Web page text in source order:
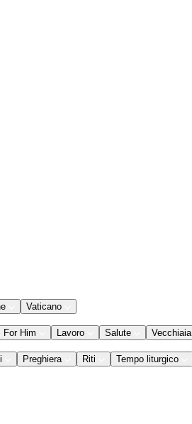
Vaticano
For Him Lavoro Salute Vecchiaia
Preghiera Riti Tempo liturgico